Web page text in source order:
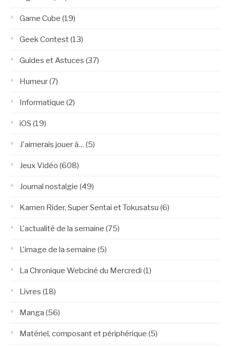
Game Cube (19)
Geek Contest(13)
Guides et Astuces (37)
Humeur(7)
Informatique (2)
iOS (19)
J'aimerais jouer à… (5)
Jeux Vidéo (608)
Journal nostalgie (49)
Kamen Rider, Super Sentai et Tokusatsu (6)
L'actualité de la semaine (75)
L'image de la semaine (5)
La Chronique Webciné du Mercredi (1)
Livres (18)
Manga (56)
Matériel, composant et périphérique (5)